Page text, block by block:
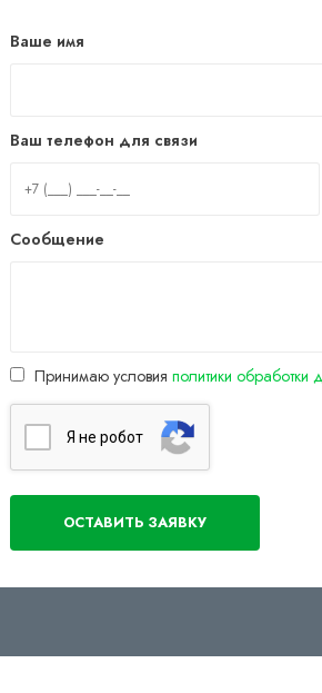
Ваше имя
Ваш телефон для связи
Сообщение
Принимаю условия политики обработки
Я нe poбoт